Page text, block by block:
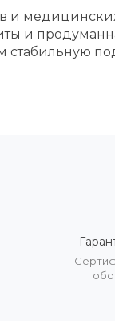
и
и
стабильную